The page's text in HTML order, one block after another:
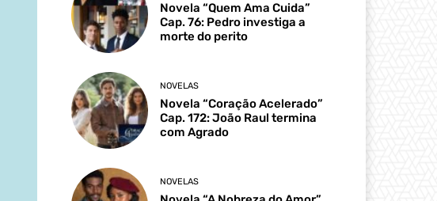
Novela “Quem Ama Cuida”
Cap. 76: Pedro investiga a
morte do perito
NOVELAS
Novela “Coração Acelerado”
Cap. 172: João Raul termina
com Agrado
NOVELAS